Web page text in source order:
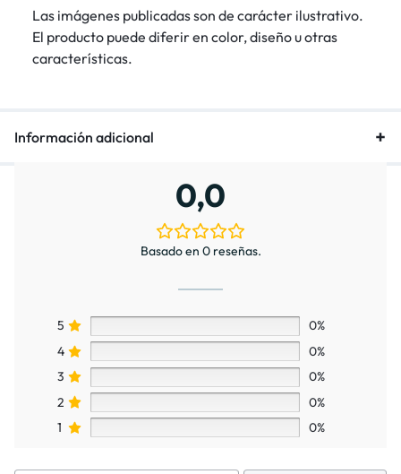
Las imágenes publicadas son de carácter ilustrativo.
El producto puede diferir en color, diseño u otras
características.
Información adicional
0,0
Basado en 0 reseñas.
5
0%
4
0%
3
0%
2
0%
1
0%